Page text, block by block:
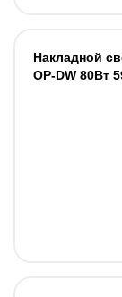
Накладной
OP-DW 80Вт